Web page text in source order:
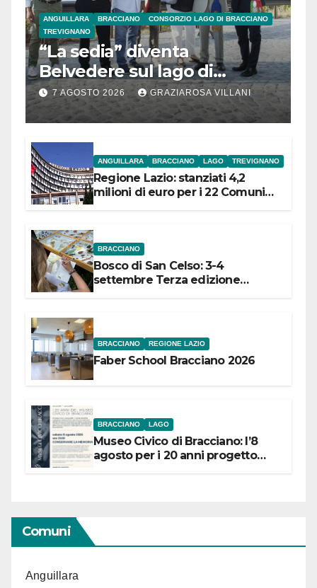
ANGUILLARA BRACCIANO
CONSORZIO LAGO DI BRACCIANO
TREVIGNANO
“La sedia” diventa
Belvedere sul lago di
Bracciano: ieri
l’inaugurazione
7 AGOSTO 2026 GRAZIAROSA VILLANI
ANGUILLARA BRACCIANO LAGO TREVIGNANO
Regione Lazio: stanziati 4,2
milioni di euro per i 22 Comuni
BRACCIANO
Bosco di San Celso: 3-4
settembre Terza edizione
BRACCIANO REGIONE LAZIO
Faber School Bracciano 2026
BRACCIANO LAGO
Museo Civico di Bracciano: l’8
agosto per i 20 anni progetto
Comuni
Anguillara